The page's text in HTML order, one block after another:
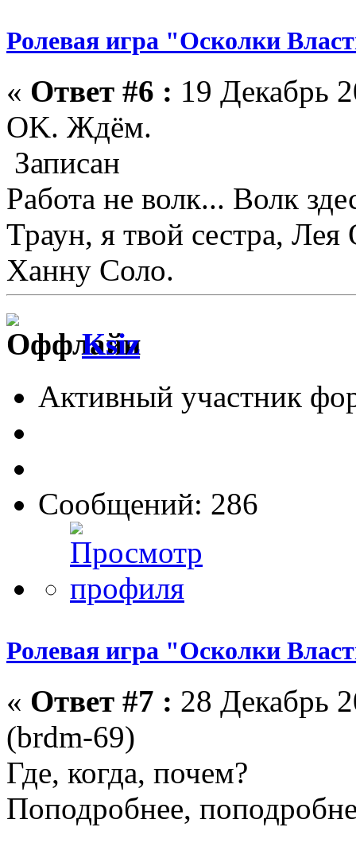
Ролевая игра "Осколки
« Ответ #6 : 19 Декабрь
OK. Ждём.
Записан
Работа не волк... Волк
Траун, я твой сестра,
Ханну Соло.
Ksiz
Активный участник
Сообщений: 286
Ролевая игра "Осколки
« Ответ #7 : 28 Декабрь
(brdm-69)
Где, когда, почем?
Поподробнее,